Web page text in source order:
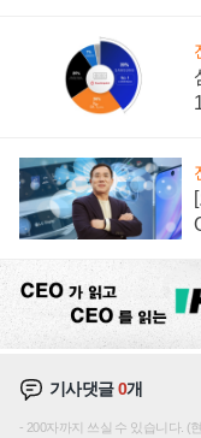
기사댓글0개
200자까지 쓰실 수 있습니다. (